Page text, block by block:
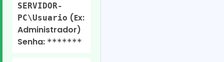
SERVIDOR-
PC\Usuario (Ex:
Administrador)
Senha: *******